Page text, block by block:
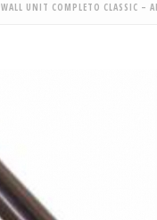
WALL UNIT COMPLETO CLASSIC –